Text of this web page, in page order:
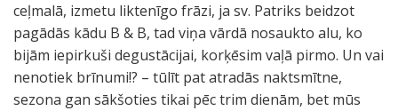
ceļmalā, izmetu liktenīgo frāzi, ja sv. Patriks beidzot
pagādās kādu B & B, tad viņa vārdā nosaukto alu, ko
bijām iepirkuši degustācijai, korķēsim vaļā pirmo. Un vai
nenotiek brīnumi!? – tūlīt pat atradās naktsmītne,
sezona gan sākšoties tikai pēc trim dienām, bet mūs